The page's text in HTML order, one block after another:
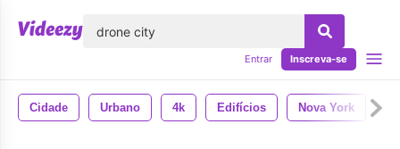
Entrar Inscreva-se
Cidade Urbano 4k Edifícios Nova York